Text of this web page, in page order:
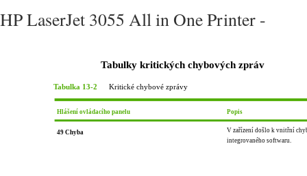
HP LaserJet 3055 All in One Printer -
Tabulky kritických chybových zpráv
Tabulka 13-2 Kritické chybové zprávy
Hlášení ovládacího panelu Popis
49 Chyba
V zařízení došlo k vnitřní
integrovaného softwaru.